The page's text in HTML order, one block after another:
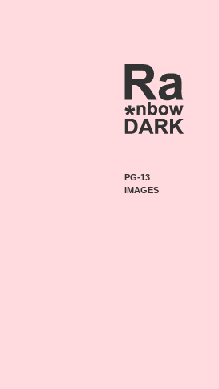
PG-13
IMAGES